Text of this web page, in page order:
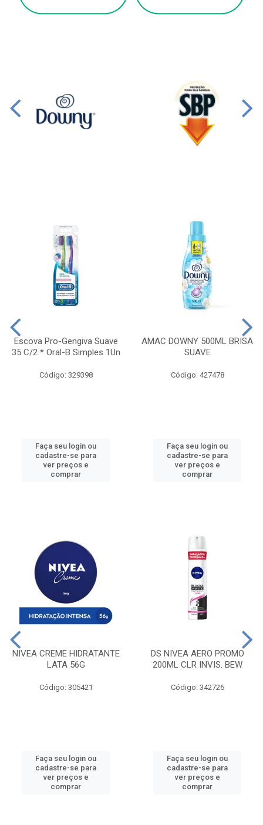
Escova Pro-Gengiva Suave
35 C/2 * Oral-B Simples 1Un
Código: 329398
Faça seu login ou
cadastre-se para
ver preços e
comprar
AMAC DOWNY 500ML BRISA
SUAVE
Código: 427478
Faça seu login ou
cadastre-se para
ver preços e
comprar
NIVEA CREME HIDRATANTE
LATA 56G
Código: 305421
Faça seu login ou
cadastre-se para
ver preços e
comprar
DS NIVEA AERO PROMO
200ML CLR INVIS. BEW
Código: 342726
Faça seu login ou
cadastre-se para
ver preços e
comprar